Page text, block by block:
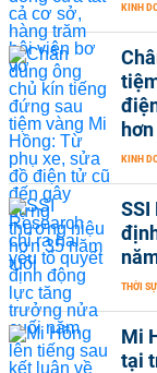
KINH
KINH
SSI
THỜI SỰ
Mi
tại